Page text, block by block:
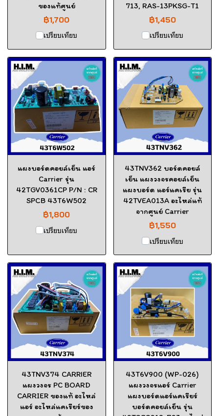
ของแท้ศูนย์
฿1,700
เปรียบเทียบ
713, RAS-13PKSG-T1
฿1,450
เปรียบเทียบ
แผงบอร์ดคอยล์เย็น แอร์
Carrier รุ่น
42TGV0361CP P/N : CR
SPCB 43T6W502
฿1,800
เปรียบเทียบ
43TNV362 บอร์ดคอยล์
เย็น แผงวงจรคอยล์เย็น
แผงบอร์ด แอร์แคเรีย รุ่น
42TVEA013A อะไหล่แท้
จากศูนย์ Carrier
฿1,550
เปรียบเทียบ
43TNV374 CARRIER
แผงวงจร PC BOARD
CARRIER ของแท้ อะไหล่
แอร์ อะไหล่แคเรียร์ของ
43T6V900 (WP-026)
แผงวงจรแอร์ Carrier
แผงบอร์ดแอร์แคเรียร์
บอร์ดคอยล์เย็น รุ่น